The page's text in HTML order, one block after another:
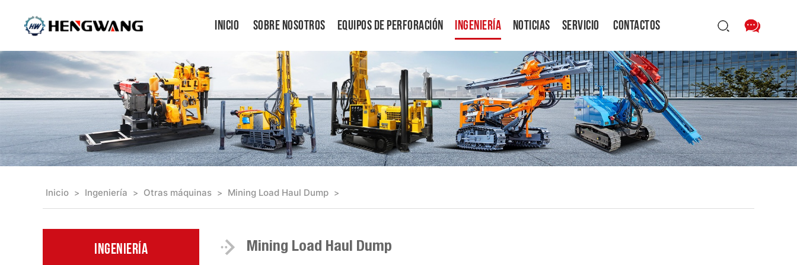
Inicio Sobre Nosotros Equipos De Perforación Ingeniería Noticias Servicio Contactos
Inicio > Ingeniería > Otras máquinas > Mining Load Haul Dump >
Ingeniería Mining Load Haul Dump